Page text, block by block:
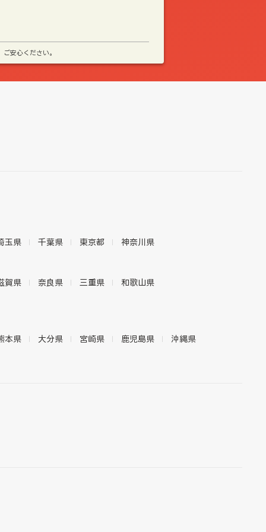
安心ください。
玉県 千葉県 東京都 神奈川県
賀県 奈良県 三重県 和歌山県
本県 大分県 宮崎県 鹿児島県 沖縄県